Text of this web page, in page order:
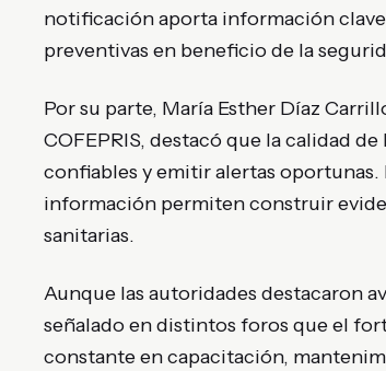
notificación aporta información
preventivas en beneficio de la
Por su parte, María Esther Díaz
COFEPRIS, destacó que la calidad
confiables y emitir alertas
información permiten construir
sanitarias.
Aunque las autoridades destacaron
señalado en distintos foros que el
constante en capacitación,